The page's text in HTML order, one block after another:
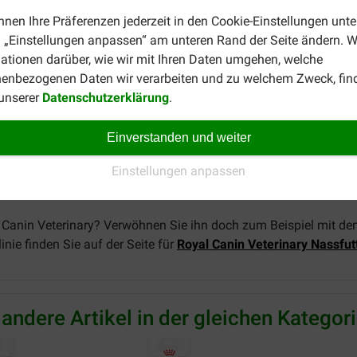
Ihre Präferenzen jederzeit in den Cookie-Einstellungen
„Einstellungen anpassen“ am unteren Rand der Seite ändern.
darüber, wie wir mit Ihren Daten umgehen, welche
Daten wir verarbeiten und zu welchem Zweck,
Datenschutzerklärung.
Einverstanden und weiter
Einstellungen anpassen
Gastrointestinal Hundesnacks
Geben Sie Ihrem Hund nicht mehr als die in den
der Hauptmahlzeit entsprechend anzupassen, wenn Ihr
Ihren Tierarzt. Das Haltbarkeitsdatum ist auf der
Kühl und trocken lagern. Achten Sie darauf, dass Ihr
Veterinary? Verwöhnen Sie ihn doch zum Beispiel mit
finden Sie auf der Seite für Royal Canin Veterinary
Artikel in der gleichen